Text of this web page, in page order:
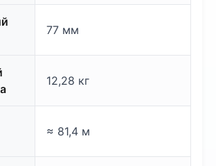
77 мм
12,28 кг
≈ 81,4 м